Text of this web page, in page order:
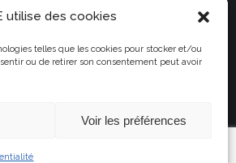
utilise des cookies
telles que les cookies pour stocker et/ou
ou de retirer son consentement peut avoir
Voir les préférences
La Fogata
de Corse